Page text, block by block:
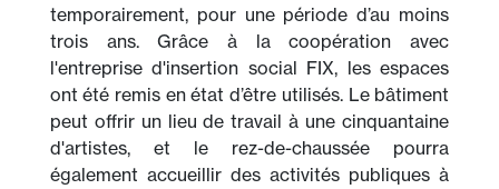
temporairement, pour une période d’au moins
trois ans. Grâce à la coopération avec
l'entreprise d'insertion social FIX, les espaces
ont été remis en état d’être utilisés. Le bâtiment
peut offrir un lieu de travail à une cinquantaine
d'artistes, et le rez-de-chaussée pourra
également accueillir des activités publiques à